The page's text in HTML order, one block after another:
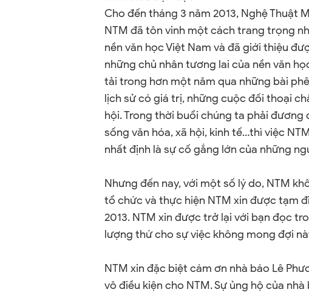
Cho đến tháng 3 năm 2013, Nghệ Thuật
NTM đã tôn vinh một cách trang trọng
nền văn học Việt Nam và đã giới thiệu
những chủ nhân tương lai của nền văn
tải trong hơn một năm qua những bài
lịch sử có giá trị, những cuộc đối thoại
hội. Trong thời buổi chúng ta phải
sống văn hóa, xã hội, kinh tế…thì việc
nhất định là sự cố gắng lớn của những
Nhưng đến nay, với một số lý do, NTM
tổ chức và thực hiện NTM xin được tạm
2013. NTM xin được trở lại với bạn đọc
lượng thứ cho sự việc không mong đợi
NTM xin đặc biệt cám ơn nhà báo Lê
vô điều kiện cho NTM. Sự ủng hộ của